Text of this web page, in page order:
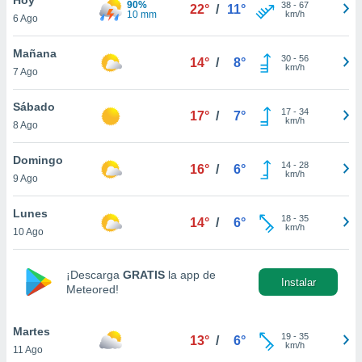
y
en
más
de
cookies
aceptar
6 Ago
90%
10 mm
22° / 11° 38- 67
km/h
Mañana
7 Ago
14° / 8° 30- 56
km/h
Sábado
8 Ago
17° / 7° 17- 34
km/h
Domingo
9 Ago
16° / 6° 14- 28
km/h
Lunes
10 Ago
14° / 6° 18- 35
km/h
¡Descarga GRATIS la app de
Meteored!
Instalar
Martes
11 Ago
13° / 6° 19- 35
km/h